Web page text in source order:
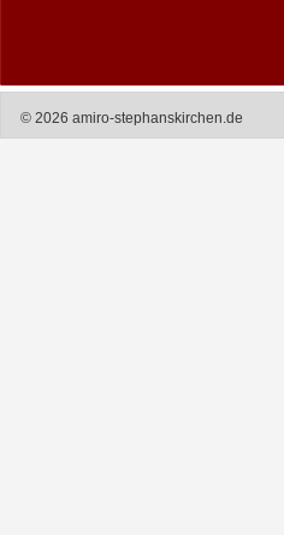
© 2026 amiro-stephanskirchen.de